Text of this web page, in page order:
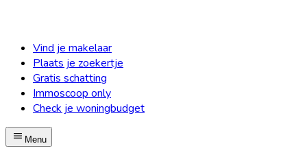
Vind je makelaar
Plaats je zoekertje
Gratis schatting
Immoscoop only
Check je woningbudget
Menu